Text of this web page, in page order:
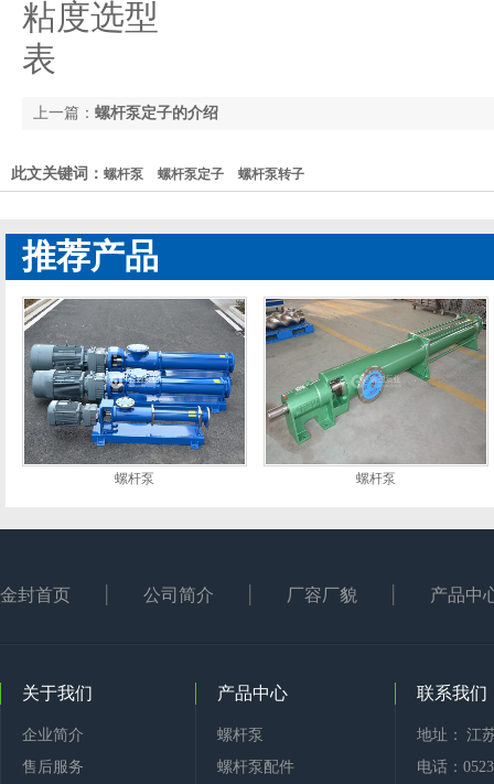
上一篇： 螺杆泵定子的介绍
此文关键词： 螺杆泵 螺杆泵定子 螺杆泵转子
推荐产品
螺杆泵 螺杆泵
金封首页 公司简介 厂容厂貌 产品中
关于我们
企业简介
售后服务
产品中心
螺杆泵
螺杆泵配件
联系我们
地址： 江
电话：